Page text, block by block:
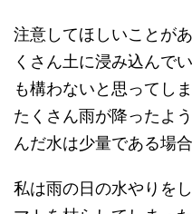
注意してほしいことが
くさん土に浸み込んで
も構わないと思ってし
たくさん雨が降ったよ
んだ水は少量である場
私は雨の日の水やりを